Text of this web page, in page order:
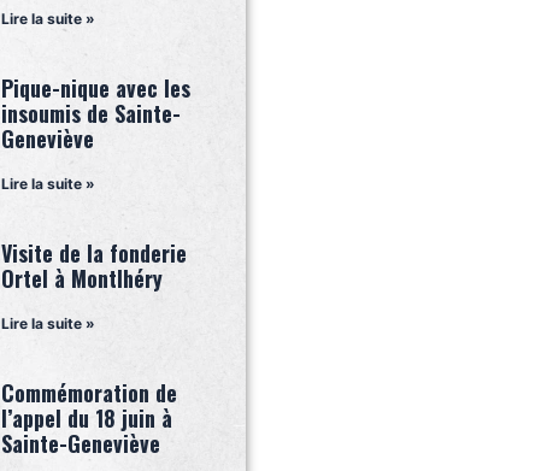
Lire la suite »
Pique-nique avec les
insoumis de Sainte-
Geneviève
Lire la suite »
Visite de la fonderie
Ortel à Montlhéry
Lire la suite »
Commémoration de
l’appel du 18 juin à
Sainte-Geneviève